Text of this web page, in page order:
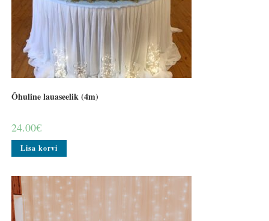
Õhuline lauaseelik (4m)
24.00€
Lisa korvi